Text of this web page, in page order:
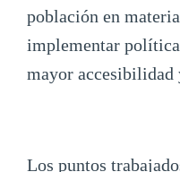
población en
implementar
mayor accesibilidad
Los puntos